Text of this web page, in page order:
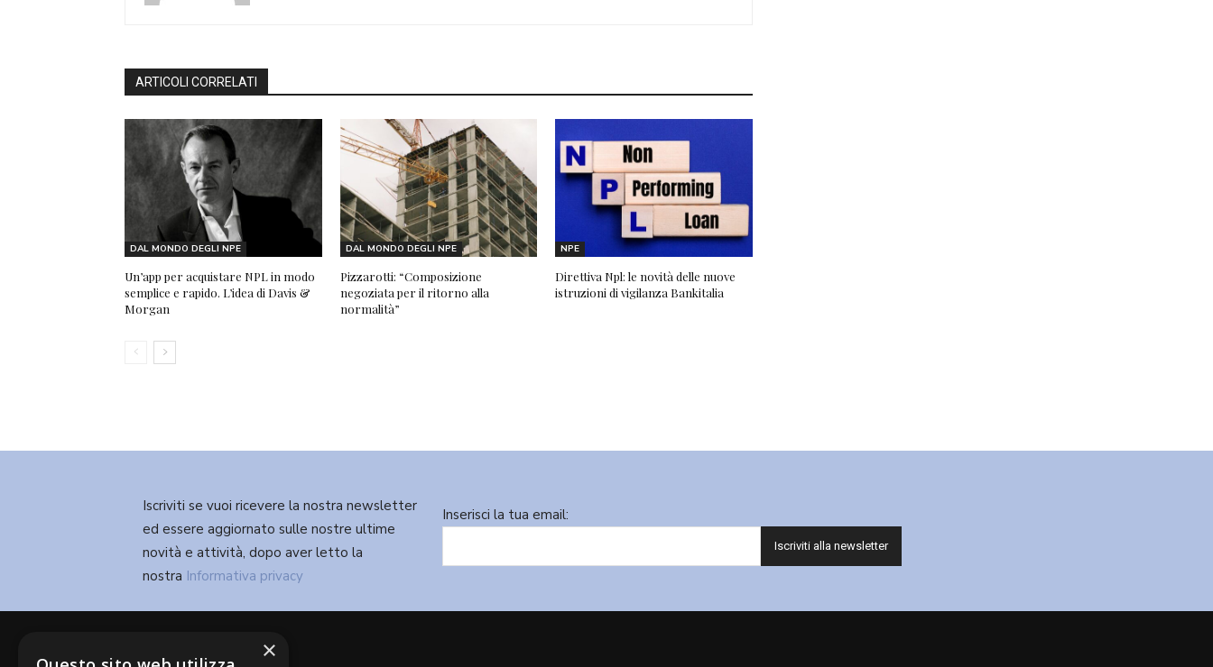
ARTICOLI CORRELATI
DAL MONDO DEGLI NPE
Un’app per acquistare NPL in modo
semplice e rapido. L’idea di Davis &
Morgan
DAL MONDO DEGLI NPE
Pizzarotti: “Composizione
negoziata per il ritorno alla
normalità”
NPE
Direttiva Npl: le novità delle nuove
istruzioni di vigilanza Bankitalia
Iscriviti se vuoi ricevere la nostra newsletter
ed essere aggiornato sulle nostre ultime
novità e attività, dopo aver letto la
nostra Informativa privacy
Inserisci la tua email:
×